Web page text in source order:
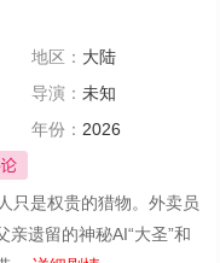
地区： 大陆
导演： 未知
年份： 2026
只是权贵的猎物。外卖员
遗留的神秘AI“大圣”和